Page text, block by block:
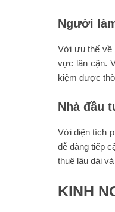
Người
Với ưu thế về
vực lân cận.
kiệm được
Nhà đầu
Với diện tích
dễ dàng tiếp
thuê lâu dài
KINH